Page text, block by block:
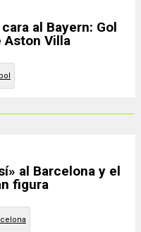
al Bayern: Gol
Aston Villa
al Barcelona y el
figura